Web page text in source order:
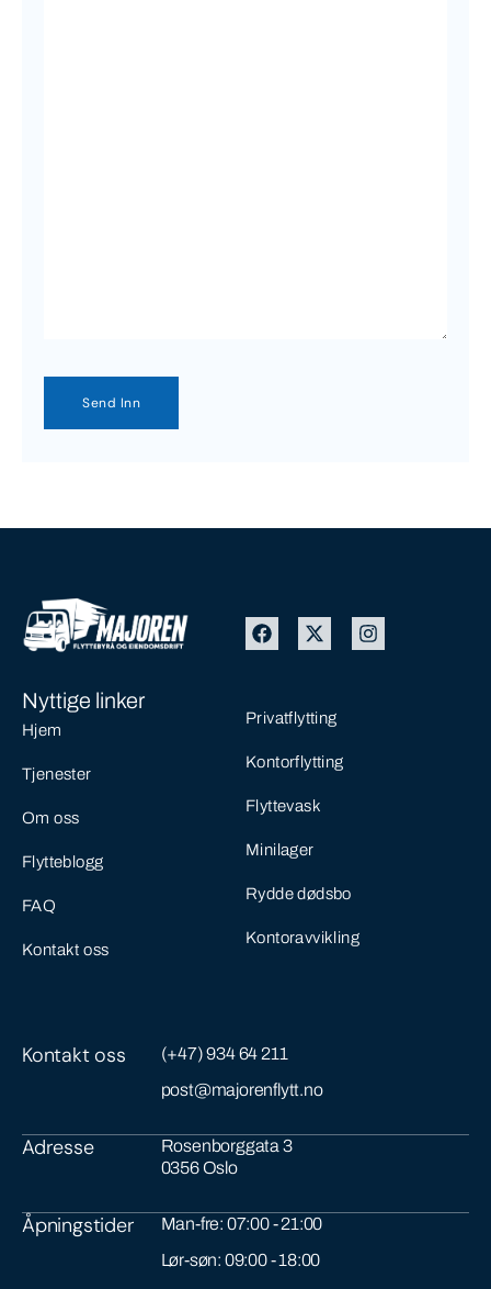
Nyttige linker
Hjem
Tjenester
Om oss
Flytteblogg
FAQ
Kontakt oss
Privatflytting
Kontorflytting
Flyttevask
Minilager
Rydde dødsbo
Kontoravvikling
Kontakt oss
(+47) 934 64 211
post@majorenflytt.no
Adresse
Rosenborggata 3
0356 Oslo
Åpningstider
Man-fre: 07:00 - 21:00
Lør-søn: 09:00 - 18:00